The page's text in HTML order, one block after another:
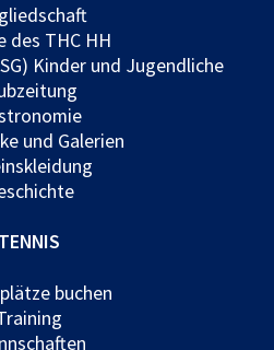
des THC HH
Kinder und Jugendliche
und Galerien
TENNIS
buchen